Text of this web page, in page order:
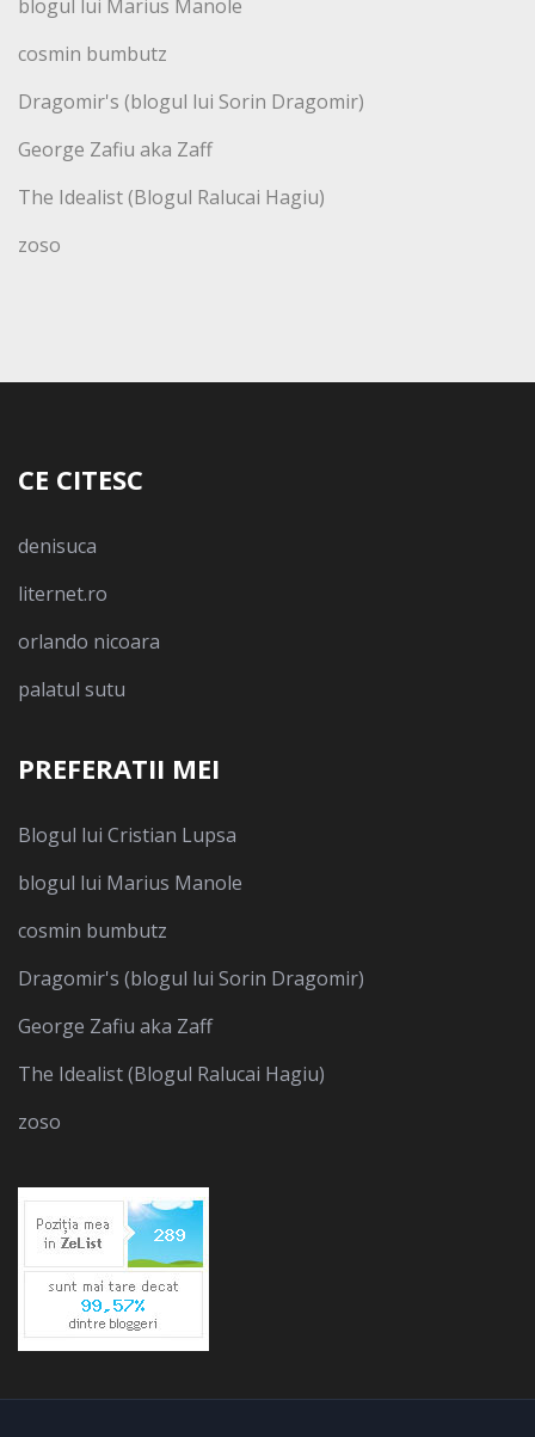
blogul lui Marius Manole
cosmin bumbutz
Dragomir's (blogul lui Sorin Dragomir)
George Zafiu aka Zaff
The Idealist (Blogul Ralucai Hagiu)
zoso
CE CITESC
denisuca
liternet.ro
orlando nicoara
palatul sutu
PREFERATII MEI
Blogul lui Cristian Lupsa
blogul lui Marius Manole
cosmin bumbutz
Dragomir's (blogul lui Sorin Dragomir)
George Zafiu aka Zaff
The Idealist (Blogul Ralucai Hagiu)
zoso